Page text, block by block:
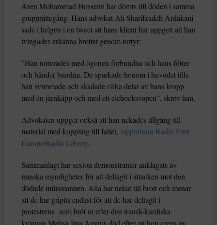
Även Mohammad Hosseini har dömts till döden i samma
grupprättegång. Hans advokat Ali Sharifzadeh Ardakani
sade i helgen i en tweet att hans klient har uppgett att han
tvingades erkänna brottet genom tortyr:
”Han torterades med ögonen förbundna och hans fötter
och händer bundna. De sparkade honom i huvudet tills
han svimmade och skadade olika delar av hans kropp
med en järnkäpp och med ett elchocksvapen”, skrev han.
Advokaten uppger också att han nekades tillgång till
material med koppling till fallet, rapporterar Radio Free
Europe/Radio Liberty.
Sammanlagt har sexton demonstranter anklagats av
iranska myndigheter för att deltagit i attacken mot den
dödade milismannen. Alla har nekat till brott och menar
att de har gripits endast för att de har deltagit i
protesterna som bröt ut efter den iransk-kurdiska
kvinnan Mahsa Jina Aminis död efter att hon greps av